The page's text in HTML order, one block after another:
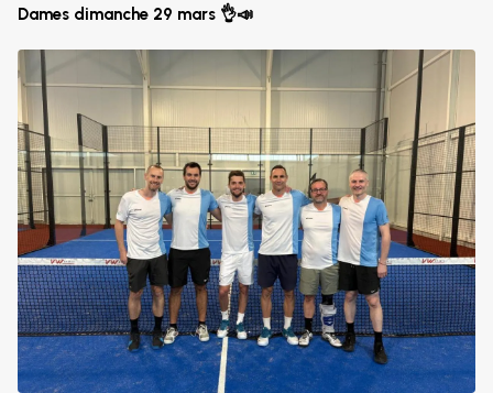
Dames dimanche 29 mars 👌📣